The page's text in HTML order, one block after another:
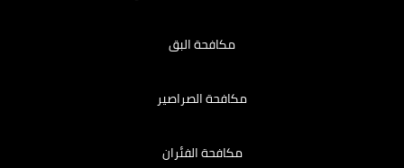
مكافحة البق
مكافحة الصراصير
مكافحة الفئران